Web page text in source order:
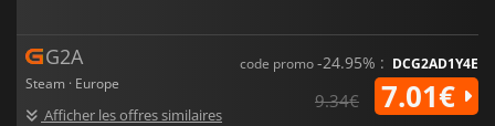
G2A
Steam · Europe
Afficher les offres similaires
code promo-24.95% : DCG2AD1Y4E
9.34€ 7.01€